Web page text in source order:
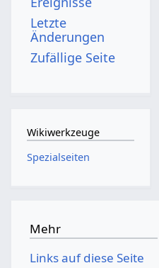
Letzte
Änderungen
Zufällige Seite
Wikiwerkzeuge
Spezialseiten
Mehr
Links auf diese Seite